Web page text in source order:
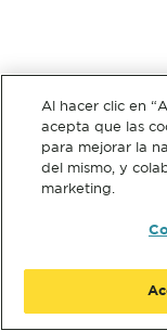
Al hacer clic en
acepta que las
para mejorar la
del mismo, y
marketing.